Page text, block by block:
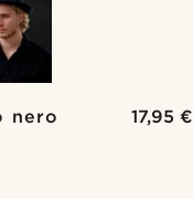
nero
17,95 €